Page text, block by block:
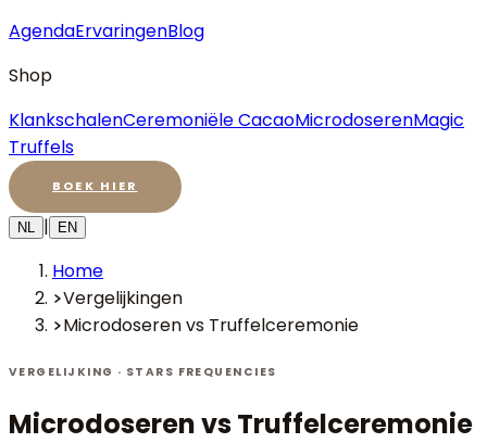
AgendaErvaringenBlog
Shop
KlankschalenCeremoniële CacaoMicrodoserenMagic
Truffels
BOEK HIER
NL | EN
Home
Vergelijkingen
Microdoseren vs Truffelceremonie
VERGELIJKING · STARS FREQUENCIES
MicrodoserenvsTruffelceremonie